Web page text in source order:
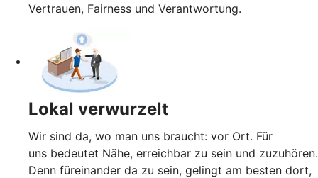
Vertrauen, Fairness und Verantwortung.
Lokal verwurzelt
Wir sind da, wo man uns braucht: vor Ort. Für
uns bedeutet Nähe, erreichbar zu sein und zuzuhören.
Denn füreinander da zu sein, gelingt am besten dort,